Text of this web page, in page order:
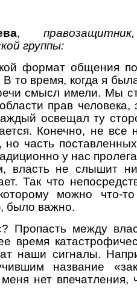
,
группы:
формат общения
В то время, когда я
смысл имели. Мы
прав человека,
освещал ту
Конечно, не все
но часть
у нас
власть не слышит
Так что
можно что-
было важно.
Пропасть между
время
наши сигналы.
название
нет впечатления,